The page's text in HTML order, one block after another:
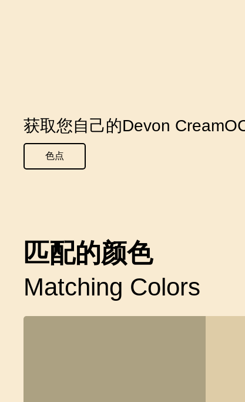
获取您自己的Devon
色点
匹配的颜色
Matching Colors